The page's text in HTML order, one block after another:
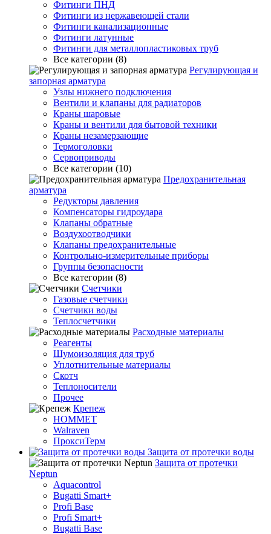
Фитинги ПНД
Фитинги из нержавеющей стали
Фитинги канализационные
Фитинги латунные
Фитинги для металлопластиковых труб
Все категории (8)
Регулирующая и
запорная арматура
Узлы нижнего подключения
Вентили и клапаны для радиаторов
Краны шаровые
Краны и вентили для бытовой техники
Краны незамерзающие
Термоголовки
Сервоприводы
Все категории (10)
Предохранительная
арматура
Редукторы давления
Компенсаторы гидроудара
Клапаны обратные
Воздухоотводчики
Клапаны предохранительные
Контрольно-измерительные приборы
Группы безопасности
Все категории (8)
Счетчики
Газовые счетчики
Счетчики воды
Теплосчетчики
Расходные материалы
Реагенты
Шумоизоляция для труб
Уплотнительные материалы
Скотч
Теплоносители
Прочее
Крепеж
HOMMET
Walraven
ПроксиТерм
Защита от протечки воды
Защита от протечки
Neptun
Aquacontrol
Bugatti Smart+
Profi Base
Profi Smart+
Bugatti Base